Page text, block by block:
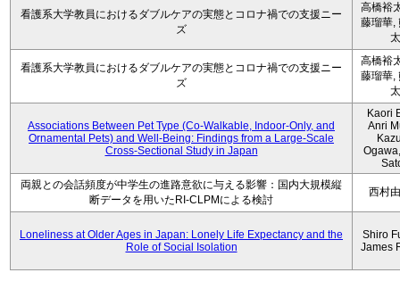
看護系大学教員におけるダブルケアの実態とコロナ禍での支援ニー
ズ
高橋裕
藤瑠華,
太
看護系大学教員におけるダブルケアの実態とコロナ禍での支援ニー
ズ
高橋裕
藤瑠華,
太
Associations Between Pet Type (Co-Walkable, Indoor-Only, and
Ornamental Pets) and Well-Being: Findings from a Large-Scale
Cross-Sectional Study in Japan
Kaori
Anri
両親との会話頻度が中学生の進路意欲に与える影響：国内大規模縦
断データを用いたRI-CLPMによる検討
西村
Loneliness at Older Ages in Japan: Lonely Life Expectancy and the
Role of Social Isolation
Shiro
James